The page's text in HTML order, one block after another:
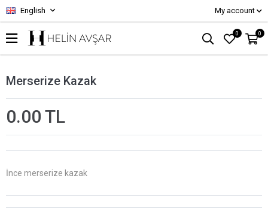
English My account
0 0
Merserize Kazak
0.00 TL
İnce merserize kazak